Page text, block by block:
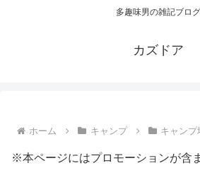
多趣味男の雑記ブログ
カズドア
ホーム キャンプ キャンプ
※本ページにはプロモーションが含